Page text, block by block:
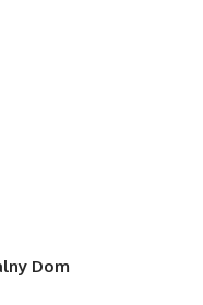
Dom